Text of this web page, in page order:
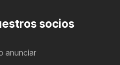
socios
anunciar